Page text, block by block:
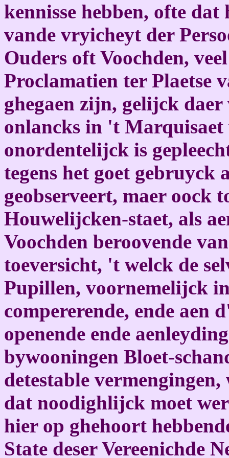
kennisse hebben, ofte dat
vande vryicheyt der
Ouders oft Voochden,
Proclamatien ter Plaetse
ghegaen zijn, gelijck
onlancks in 't Marquisaet
onordentelijck is
tegens het goet gebruyck
geobserveert, maer oock
Houwelijcken-staet, als
Voochden beroovende
toeversicht, 't welck de
Pupillen, voornemelijck
compererende, ende aen
openende ende
bywooningen Bloet-
detestable
dat noodighlijck moet
hier op ghehoort
State deser Vereenichde